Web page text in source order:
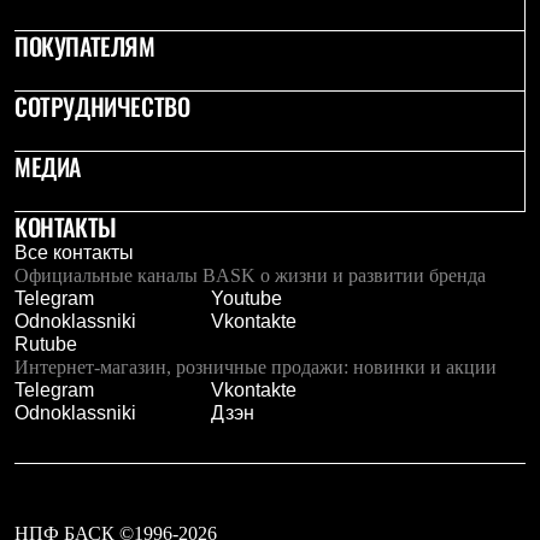
Уход за обувью
Головные уборы
Шапки
Кепки и бейсболки
Повязки
Шарфы
Панамы
Перчатки и рукавицы
Перчатки
Рукавицы
Носки
Полезные аксессуары
Брелки
Ремни
Шевроны
Термоковрики
Коллекции
ПОКУПАТЕЛЯМ
СОТРУДНИЧЕСТВО
МЕДИА
КОНТАКТЫ
Все контакты
Официальные каналы BASK о жизни и развитии бренда
Telegram
Youtube
Odnoklassniki
Vkontakte
Rutube
Интернет-магазин, розничные продажи: новинки и акции
Telegram
Vkontakte
Odnoklassniki
Дзэн
НПФ БАСК ©1996-2026